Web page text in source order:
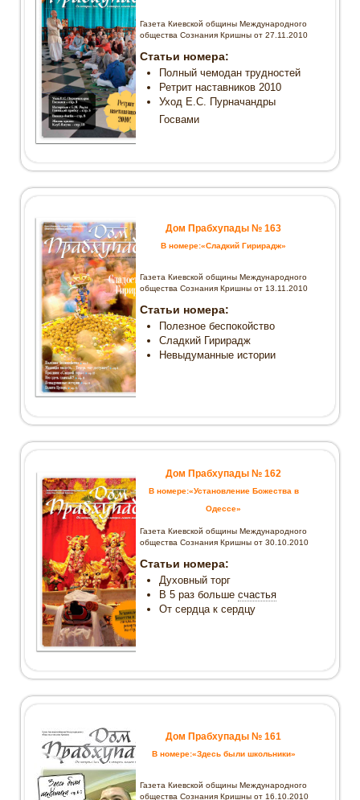
Газета «Дом Прабхупады» №-148 Мы все
– группа энтузиастов
Газета «Дом Прабхупады» №-147
Слишком острое, чтобы есть, и слишком
сладкое, чтобы отказаться
Газета «Дом Прабхупады» №-146
Счастье в грихастха-ашраме Индия
глазами паломника
Гезета «Дом Прабхупады» №-145 Дружба
Газета «Дом Прабхупады» №-144 По
«горячим цехам» фестиваля
Газета «Дом Прабхупады» №-142
Марафон Прабхупады 2009
Газета «Дом Прабхупады» №-141
Служение Шримати Радхарани
Газета Киевской общины Международного
общества Сознания Кришны от 27.11.2010
Статьи номера:
Полный чемодан трудностей
Ретрит наставников 2010
Уход Е.С. Пурначандры
Госвами
Дом Прабхупады № 163
В номере:«Сладкий Гирирадж»
Газета Киевской общины Международного
общества Сознания Кришны от 13.11.2010
Статьи номера:
Полезное беспокойство
Сладкий Гирирадж
Невыдуманные истории
Дом Прабхупады № 162
В номере:«Установление Божества в
Одессе»
Газета Киевской общины Международного
общества Сознания Кришны от 30.10.2010
Статьи номера:
Духовный торг
В 5 раз больше счастья
От сердца к сердцу
Дом Прабхупады № 161
В номере:«Здесь были школьники»
Газета Киевской общины Международного
общества Сознания Кришны от 16.10.2010